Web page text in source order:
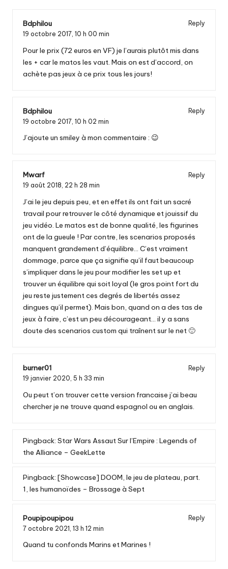
Bdphilou
Reply
19 octobre 2017, 10 h 00 min
Pour le prix (72 euros en VF) je l’aurais plutôt mis dans
les + car le matos les vaut. Mais on est d’accord, on
achète pas jeux à ce prix tous les jours!
Bdphilou
Reply
19 octobre 2017, 10 h 02 min
J’ajoute un smiley à mon commentaire : 😉
Mwarf
Reply
19 août 2018, 22 h 28 min
J’ai le jeu depuis peu, et en effet ils ont fait un sacré
travail pour retrouver le côté dynamique et jouissif du
jeu vidéo. Le matos est de bonne qualité, les figurines
ont de la gueule ! Par contre, les scenarios proposés
manquent grandement d’équilibre… C’est vraiment
dommage, parce que ça signifie qu’il faut beaucoup
s’impliquer dans le jeu pour modifier les set up et
trouver un équilibre qui soit loyal (le gros point fort du
jeu reste justement ces degrés de libertés assez
dingues qu’il permet). Mais bon, quand on a des tas de
jeux à faire, c’est un peu décourageant… il y a sans
doute des scenarios custom qui traînent sur le net 🙂
burner01
Reply
19 janvier 2020, 5 h 33 min
Ou peut t’on trouver cette version francaise j’ai beau
chercher je ne trouve quand espagnol ou en anglais.
Pingback: Star Wars Assaut Sur l’Empire : Legends of
the Alliance – GeekLette
Pingback: [Showcase] DOOM, le jeu de plateau, part.
1, les humanoïdes – Brossage à Sept
Poupipoupipou
Reply
7 octobre 2021, 13 h 12 min
Quand tu confonds Marins et Marines !